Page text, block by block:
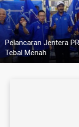
Pelancaran Jentera
Tebal Meriah